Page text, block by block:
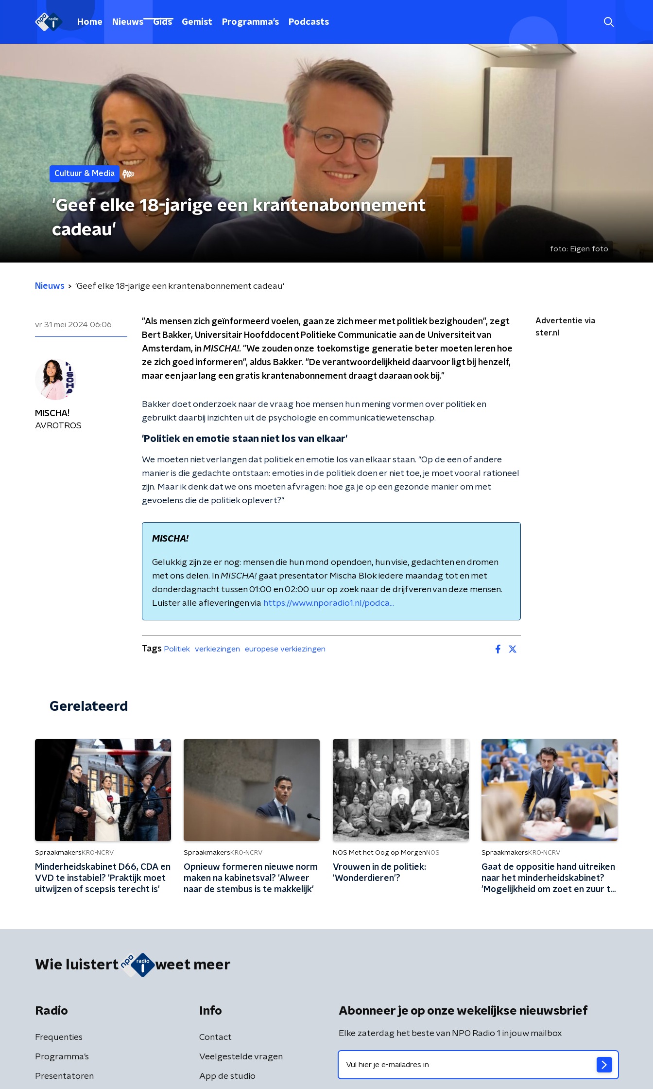
Home Nieuws Gids Gemist Programma's Podcasts
Cultuur & Media
'Geef elke 18-jarige een krantenabonnement
cadeau'
foto: Eigen foto
Nieuws 'Geef elke 18-jarige een krantenabonnement cadeau'
vr 31 mei 2024 06:06
"Als mensen zich geïnformeerd voelen, gaan ze zich meer met politiek bezighouden", zegt
Bert Bakker, Universitair Hoofddocent Politieke Communicatie aan de Universiteit van
Amsterdam, inMISCHA!. "We zouden onze toekomstige generatie beter moeten leren hoe
ze zich goed informeren", aldus Bakker. "De verantwoordelijkheid daarvoor ligt bij henzelf,
maar een jaar lang een gratis krantenabonnement draagt daaraan ook bij."
Bakker doet onderzoek naar de vraag hoe mensen hun mening vormen over politiek en
gebruikt daarbij inzichten uit de psychologie en communicatiewetenschap.
'Politiek en emotie staan niet los van elkaar'
We moeten niet verlangen dat politiek en emotie los van elkaar staan. "Op de een of andere
manier is die gedachte ontstaan: emoties in de politiek doen er niet toe, je moet vooral rationeel
zijn. Maar ik denk dat we ons moeten afvragen: hoe ga je op een gezonde manier om met
gevoelens die de politiek oplevert?"
MISCHA!
Gelukkig zijn ze er nog: mensen die hun mond opendoen, hun visie, gedachten en dromen
met ons delen. InMISCHA!gaat presentator Mischa Blok iedere maandag tot en met
donderdagnacht tussen 01:00 en 02:00 uur op zoek naar de drijfveren van deze mensen.
Luister alle afleveringen via https://www.nporadio1.nl/podca...
Advertentie via
ster.nl
MISCHA!
AVROTROS
Tags Politiek verkiezingen europese verkiezingen
Gerelateerd
Spraakmakers KRO-NCRV
Minderheidskabinet D66, CDA en
VVD te instabiel? 'Praktijk moet
uitwijzen of scepsis terecht is'
Spraakmakers KRO-NCRV
Opnieuw formeren nieuwe norm
maken na kabinetsval? 'Alweer
naar de stembus is te makkelijk'
NOS Met het Oog op Morgen NOS
Vrouwen in de politiek:
'Wonderdieren'?
Spraakmakers KRO-NCRV
Gaat de oppositie hand uitreiken
naar het minderheidskabinet?
'Mogelijkheid om zoet en zuur te
Wie luistert weet meer
Radio
Frequenties
Programma's
Presentatoren
Info
Contact
Veelgestelde vragen
App de studio
Abonneer je op onze wekelijkse nieuwsbrief
Elke zaterdag het beste van NPO Radio 1 in jouw mailbox